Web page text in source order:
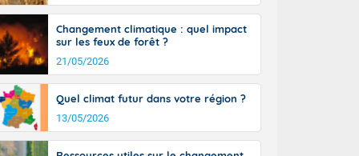
Aquitaine,
de-
sont
sont
un peu
du pays en
Des
le Jura et
Changement climatique : quel impact
sur les feux de forêt ?
21/05/2026
Quel climat futur dans votre région ?
13/05/2026